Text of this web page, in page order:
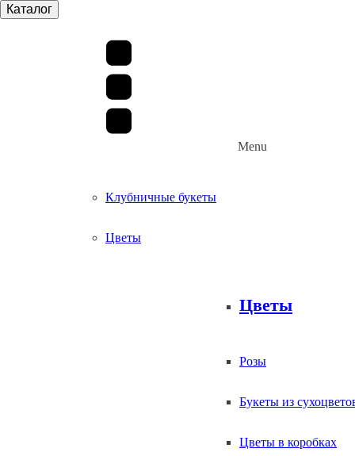
Каталог
Menu
Клубничные букеты
Цветы
Цветы
Розы
Букеты из
Цветы в коробках